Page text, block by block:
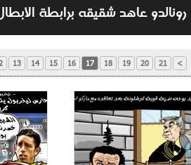
رونالدو عاهد شقيقه برابطة
13 14 15 16 17 18 19 20 21 >